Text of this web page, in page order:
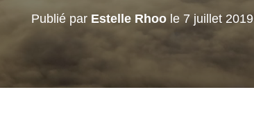
Publié par Estelle Rhoo le 7 juillet 2019